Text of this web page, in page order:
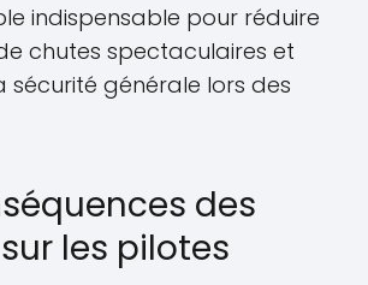
indispensable pour réduire
chutes spectaculaires et
sécurité générale lors des
des
les pilotes